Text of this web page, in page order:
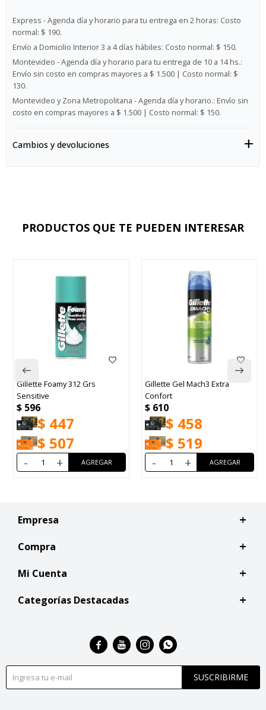
Express - Agenda día y horario para tu entrega en 2 horas: Costo
normal: $ 190.
Envío a Domicilio Interior 3 a 4 días hábiles: Costo normal: $ 150.
Montevideo - Agenda día y horario para tu entrega de 10 a 14 hs.:
Envío sin costo en compras mayores a $ 1.500 | Costo normal: $
130.
Montevideo y Zona Metropolitana - Agenda día y horario.: Envío sin
costo en compras mayores a $ 1.500 | Costo normal: $ 150.
Cambios y devoluciones
PRODUCTOS QUE TE PUEDEN INTERESAR
Gillette Foamy 312 Grs
Sensitive
$ 596
$ 447
$ 507
- +
Gillette Gel Mach3 Extra
Confort
$ 610
$ 458
$ 519
- +
Empresa
Compra
Mi Cuenta
Categorías Destacadas
SUSCRIBIRME
   